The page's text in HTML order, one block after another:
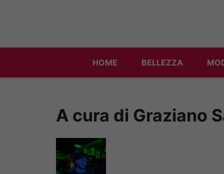
HOME BELLEZZA
A cura di Graziano